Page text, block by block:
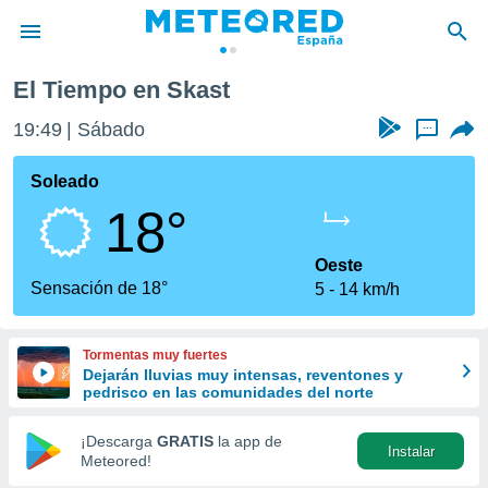
de
por
que se
calidad.
a este
las
y
forma
digital
basada
El Tiempo en Skast
19:49 Sábado ...
Soleado
18°
Sensación de 18°
Oeste
5
14 km/h
Tormentas muy fuertes
Dejarán lluvias muy intensas, reventones y
pedrisco en las comunidades del norte
¡Descarga GRATIS la app de
Meteored!
Instalar